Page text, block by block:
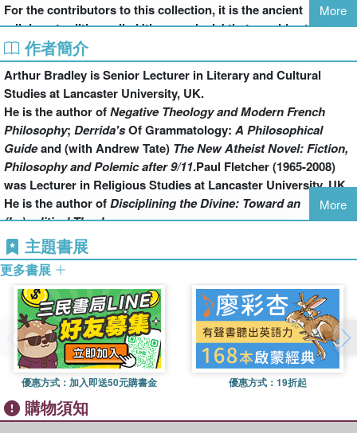
For the contributors to this collection, it is the ancient
religious tradition called 'the messianic' that provides the
critical lens through which modernity may be interrogated. In
its ongoing struggles with the messianic, liberal modernity
confronts the promise and threat of a radically new Politics to
Come.
So what are the Politics to Come? How do they manifest
themselves throughout history? Why does the possibility of a
messianic judgement continue to haunt the western political
imaginary? This collection offers a series of political,
philosophical and theological perspectives from which the
future of liberal modernity - if it has one - can be imagined.
More
作者簡介
Arthur Bradley is Senior Lecturer in Literary and Cultural
Studies at Lancaster University, UK.
He is the author ofNegative Theology and Modern French
Philosophy; Derrida'sOf Grammatology: A Philosophical
Guideand (with Andrew Tate) The New Atheist Novel: Fiction,
Philosophy and Polemic after 9/11.Paul Fletcher (1965-2008)
was Lecturer in Religious Studies at Lancaster University, UK.
He is the author ofDisciplining the Divine: Toward an
(Im)political Theology.
More
主題書展
更多書展
優惠方式： 加入即送50元購書金 優惠方式： 19折起
購物須知